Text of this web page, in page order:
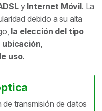
y Internet Móvil. La
debido a su alta
la elección del tipo
ubicación,
uso.
de transmisión de datos